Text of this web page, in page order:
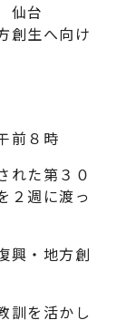
仙台
創生へ向け
前８時
れた第３０
２週に渡っ
興・地方創
訓を活かし